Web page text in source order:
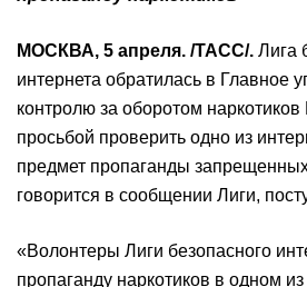
МОСКВА, 5 апреля. /ТАСС/. Лига
интернета обратилась в Главное
контролю за оборотом
просьбой проверить одно из
предмет пропаганды
говорится в сообщении Лиги,
«Волонтеры Лиги безопасного
пропаганду наркотиков в одном